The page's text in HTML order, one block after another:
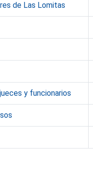
de Las Lomitas
y funcionarios